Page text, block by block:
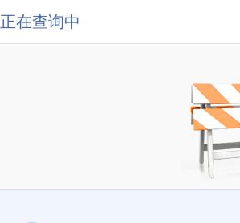
正在查询中